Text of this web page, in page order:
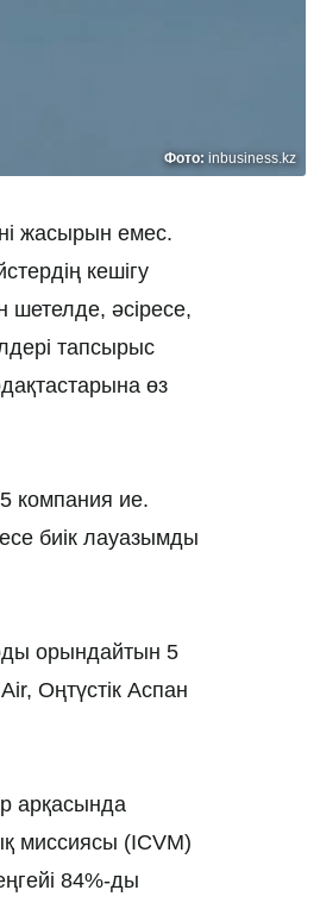
Фото: inbusiness.kz
жасырын емес.
кешігу
шетелде, әсіресе,
тапсырыс
өз
компания ие.
биік лауазымды
орындайтын 5
Оңтүстік Аспан
арқасында
миссиясы (ICVM)
84%-ды